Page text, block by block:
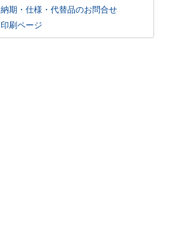
納期・仕様・代替品のお問合せ
印刷ページ